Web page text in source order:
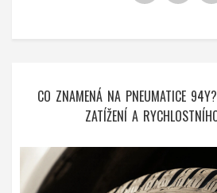
CO ZNAMENÁ NA PNEUMATICE
ZATÍŽENÍ A